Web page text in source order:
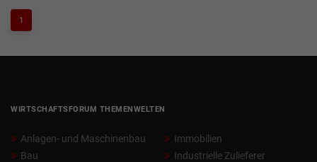
1
WIRTSCHAFTSFORUM THEMENWELTEN
Anlagen- und Maschinenbau
Bau
Immobilien
Industrielle Zulieferer